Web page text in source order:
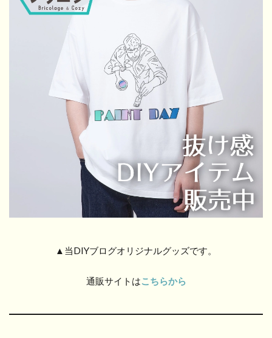
▲当DIYブログオリジナルグッズです。
通販サイトは こちらから